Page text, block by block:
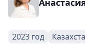
2023 год